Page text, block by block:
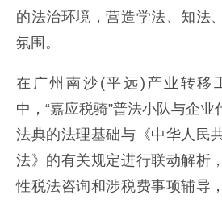
的法治环境，营造学法、知法
氛围。
在广州南沙(平远)产业转移
中，“嘉应税骑”普法小队与企
法典的法理基础与《中华人民
法》的有关规定进行联动解析
性税法咨询和涉税费事项辅导